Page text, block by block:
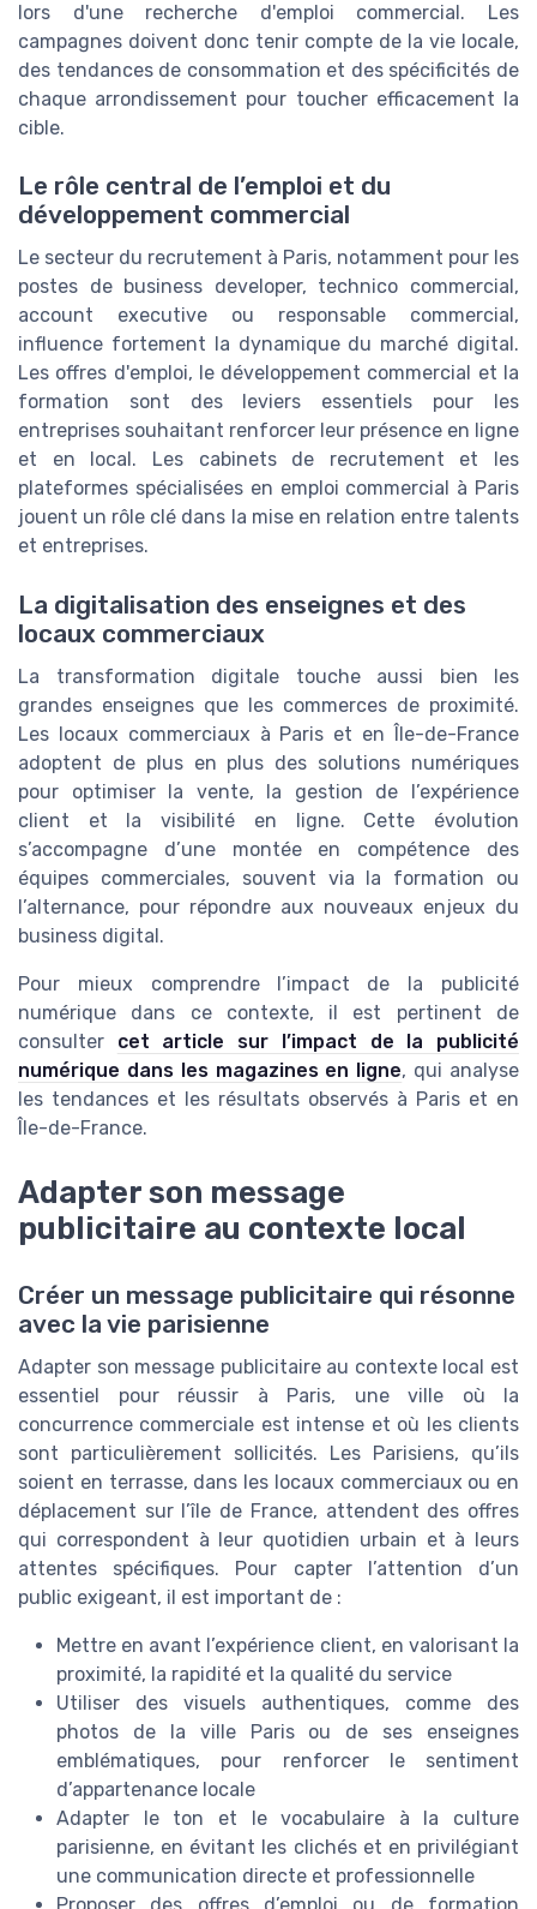
lors d'une recherche d'emploi commercial. Les
campagnes doivent donc tenir compte de la vie locale,
des tendances de consommation et des spécificités de
chaque arrondissement pour toucher efficacement la
cible.
Le rôle central de l’emploi et du
développement commercial
Le secteur du recrutement à Paris, notamment pour les
postes de business developer, technico commercial,
account executive ou responsable commercial,
influence fortement la dynamique du marché digital.
Les offres d'emploi, le développement commercial et la
formation sont des leviers essentiels pour les
entreprises souhaitant renforcer leur présence en ligne
et en local. Les cabinets de recrutement et les
plateformes spécialisées en emploi commercial à Paris
jouent un rôle clé dans la mise en relation entre talents
et entreprises.
La digitalisation des enseignes et des
locaux commerciaux
La transformation digitale touche aussi bien les
grandes enseignes que les commerces de proximité.
Les locaux commerciaux à Paris et en Île-de-France
adoptent de plus en plus des solutions numériques
pour optimiser la vente, la gestion de l’expérience
client et la visibilité en ligne. Cette évolution
s’accompagne d’une montée en compétence des
équipes commerciales, souvent via la formation ou
l’alternance, pour répondre aux nouveaux enjeux du
business digital.
Pour mieux comprendre l’impact de la publicité
numérique dans ce contexte, il est pertinent de
consulter cet article sur l’impact de la publicité
numérique dans les magazines en ligne, qui analyse
les tendances et les résultats observés à Paris et en
Île-de-France.
Adapter son message
publicitaire au contexte local
Créer un message publicitaire qui résonne
avec la vie parisienne
Adapter son message publicitaire au contexte local est
essentiel pour réussir à Paris, une ville où la
concurrence commerciale est intense et où les clients
sont particulièrement sollicités. Les Parisiens, qu’ils
soient en terrasse, dans les locaux commerciaux ou en
déplacement sur l’île de France, attendent des offres
qui correspondent à leur quotidien urbain et à leurs
attentes spécifiques. Pour capter l’attention d’un
public exigeant, il est important de :
Mettre en avant l’expérience client, en valorisant la
proximité, la rapidité et la qualité du service
Utiliser des visuels authentiques, comme des
photos de la ville Paris ou de ses enseignes
emblématiques, pour renforcer le sentiment
d’appartenance locale
Adapter le ton et le vocabulaire à la culture
parisienne, en évitant les clichés et en privilégiant
une communication directe et professionnelle